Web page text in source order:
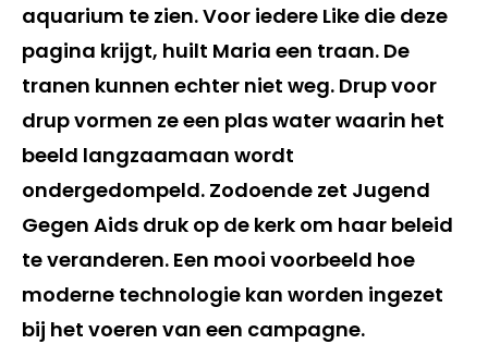
aquarium te zien. Voor iedere Like die deze
pagina krijgt, huilt Maria een traan. De
tranen kunnen echter niet weg. Drup voor
drup vormen ze een plas water waarin het
beeld langzaamaan wordt
ondergedompeld. Zodoende zet Jugend
Gegen Aids druk op de kerk om haar beleid
te veranderen. Een mooi voorbeeld hoe
moderne technologie kan worden ingezet
bij het voeren van een campagne.